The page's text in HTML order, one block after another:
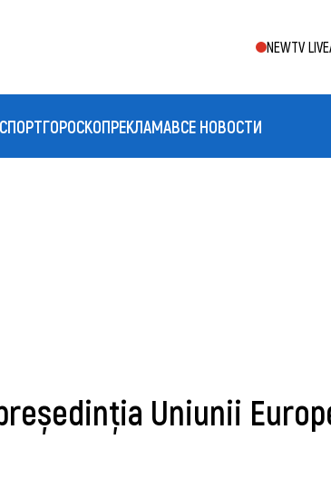
NEWTV LIVE
СПОРТГОРОСКОПРЕКЛАМАВСЕ НОВОСТИ
Uniunii